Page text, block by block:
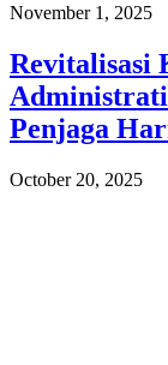
November 1, 2025
Revitalisasi
Penjaga
October 20, 2025